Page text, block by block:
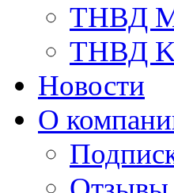
ТНВД
ТНВД
Новости
О